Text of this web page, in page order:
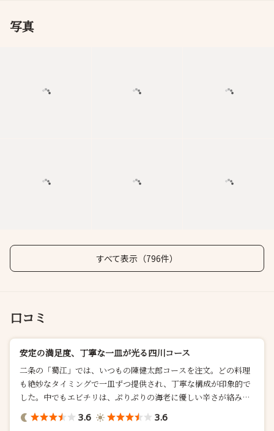
写真
すべて表示（796件）
口コミ
安定の満足度、丁寧な一皿が光る四川コース
二条の「蜀江」では、いつもの陳健太郎コースを注文。どの料理
も絶妙なタイミングで一皿ずつ提供され、丁寧な構成が印象的で
した。中でもエビチリは、ぷりぷりの海老に優しい辛さが絡み、
旨みが...
3.6 3.6